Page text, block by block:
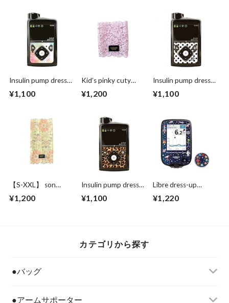
Insulin pump dress
dream"
¥1,100
Kid’s pinky cuty
¥1,200
Insulin pump dress
"
¥1,100
【S-XXL】 son
¥1,200
Insulin pump dress
Leopard "
¥1,100
Libre dress-up
¥1,220
カテゴリから探す
●バッグ
●アームサポーター